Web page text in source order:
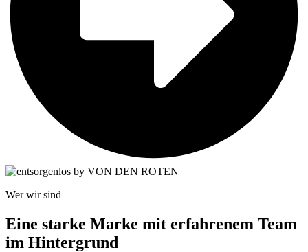
Wer wir sind
Eine starke Marke mit erfahrenem Team
im Hintergrund